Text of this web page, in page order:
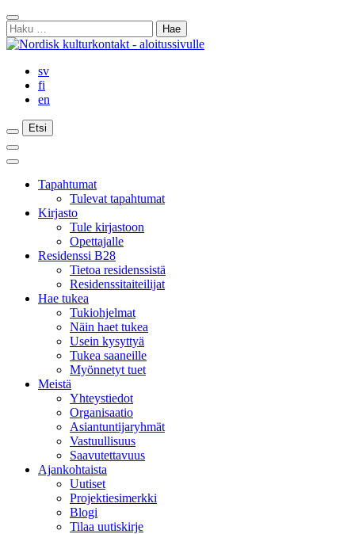
Siirry
sisältöön
Sulje
haku
Haku:
sv
fi
en
Etsi
Etsi
Etsi
Päävalikko
Sulje
päävalikkoTapahtumat
Tulevat tapahtumat
Kirjasto
Tule kirjastoon
Opettajalle
Residenssi B28
Tietoa residenssistä
Residenssitaiteilijat
Hae tukea
Tukiohjelmat
Näin haet tukea
Usein kysyttyä
Tukea saaneille
Myönnetyt tuet
Meistä
Yhteystiedot
Organisaatio
Asiantuntijaryhmät
Vastuullisuus
Saavutettavuus
Ajankohtaista
Uutiset
Projektiesimerkki
Blogi
Tilaa uutiskirje